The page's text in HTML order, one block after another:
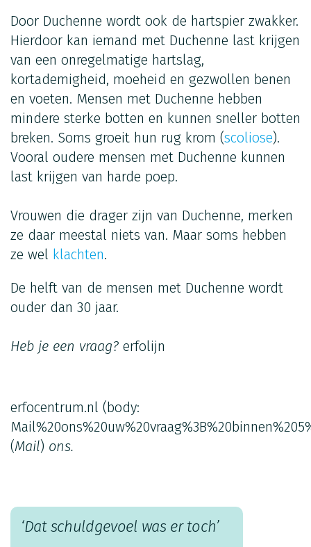
Door Duchenne wordt ook de hartspier zwakker.
Hierdoor kan iemand met Duchenne last krijgen
van een onregelmatige hartslag,
kortademigheid, moeheid en gezwollen benen
en voeten. Mensen met Duchenne hebben
mindere sterke botten en kunnen sneller botten
breken. Soms groeit hun rug krom (scoliose).
Vooral oudere mensen met Duchenne kunnen
last krijgen van harde poep.
Vrouwen die drager zijn van Duchenne, merken
ze daar meestal niets van. Maar soms hebben
ze wel klachten.
De helft van de mensen met Duchenne wordt
ouder dan 30 jaar.
Heb je een vraag? erfolijn
erfocentrum.nl (body:
(Mail) ons.
‘Dat schuldgevoel was er toch’